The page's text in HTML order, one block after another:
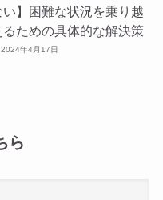
い】困難な状況を乗り越
るための具体的な解決策
2024年4月17日
ら